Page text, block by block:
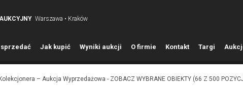
Warszawa • Kraków
sprzedać Jak kupić Wyniki aukcji O firmie Kontakt Targi A
– Aukcja Wyprzedażowa - ZOBACZ WYBRANE OBIEKTY (66 Z 500